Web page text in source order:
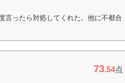
言ったら対処してくれた。他に不都合
73.54点